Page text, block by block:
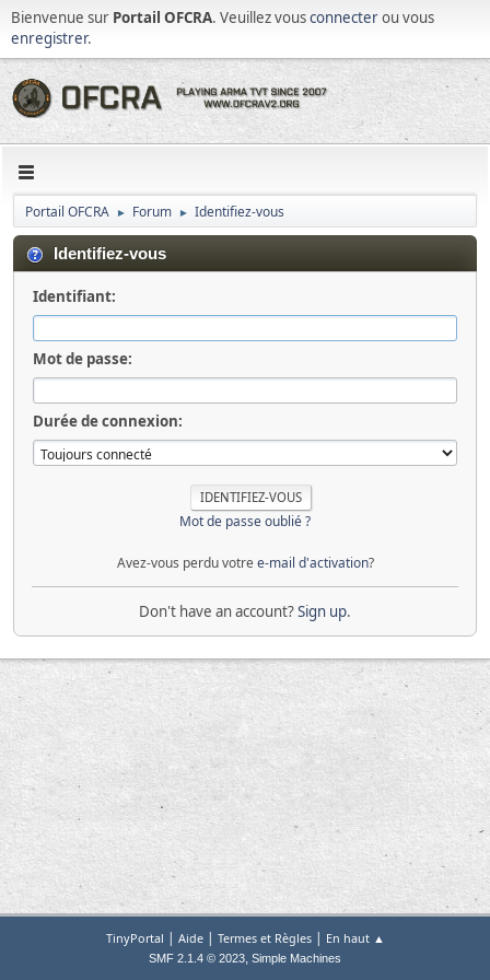
Bienvenue sur Portail OFCRA. Veuillez vousconnecterou vous
enregistrer.
Portail OFCRA ► Forum ► Identifiez-vous
Identifiez-vous
Identifiant:
Mot de passe:
Durée de connexion:
Mot de passe oublié ?
Avez-vous perdu votre e-mail d'activation?
Don't have an account?Sign up.
TinyPortal | Aide| Termes et Règles| En haut ▲
SMF 2.1.4 © 2023, Simple Machines